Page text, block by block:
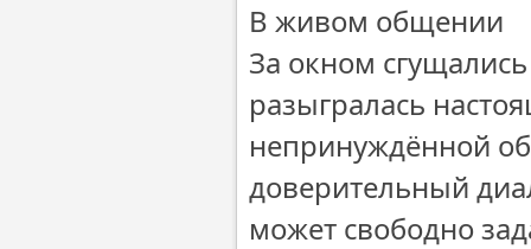
В живом общении
За окном
разыгралась
непринуждённой
доверительный
может свободно